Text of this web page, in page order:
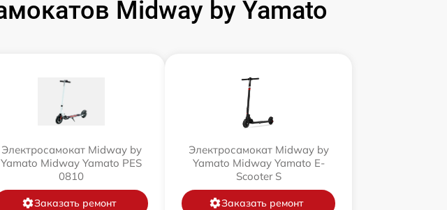
Midway by Yamato
Электросамокат Midway by
Yamato Midway Yamato PES
0810
Заказать ремонт
Электросамокат Midway by
Yamato Midway Yamato E-
Scooter S
Заказать ремонт